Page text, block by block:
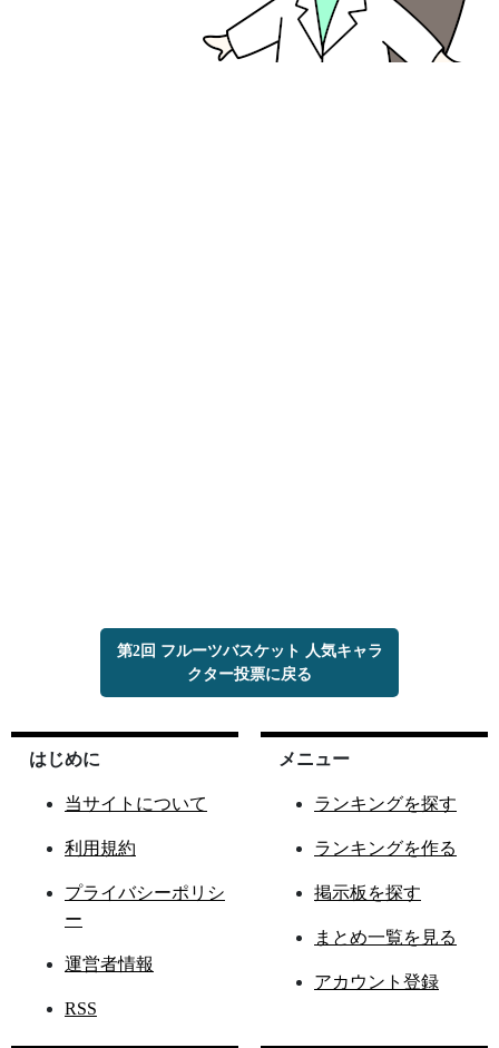
第2回 フルーツバスケット 人気キャラ
クター投票に戻る
はじめに
当サイトについて
利用規約
プライバシーポリシ
ー
運営者情報
RSS
メニュー
ランキングを探す
ランキングを作る
掲示板を探す
まとめ一覧を見る
アカウント登録